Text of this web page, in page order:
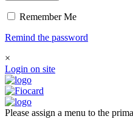
Remember Me
Remind the password
×
Login on site
Please assign a menu to the